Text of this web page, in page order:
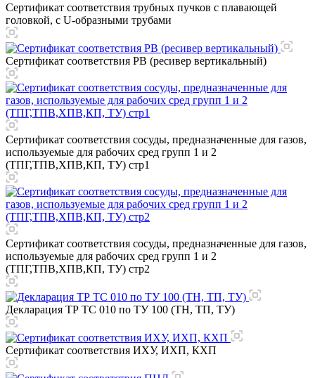
Сертификат соответствия трубных пучков с плавающей
головкой, с U-образными трубами
Сертификат соответствия РВ (ресивер вертикальный)
Сертификат соответствия сосуды, предназначенные для газов,
используемые для рабочих сред групп 1 и 2
(ТПГ,ТПВ,ХПВ,КП, ТУ) стр1
Сертификат соответствия сосуды, предназначенные для газов,
используемые для рабочих сред групп 1 и 2
(ТПГ,ТПВ,ХПВ,КП, ТУ) стр2
Декларация ТР ТС 010 по ТУ 100 (ТН, ТП, ТУ)
Сертификат соответствия ИХУ, ИХП, КХП